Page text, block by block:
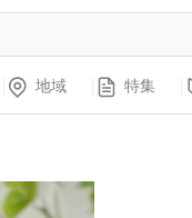
地域 特集